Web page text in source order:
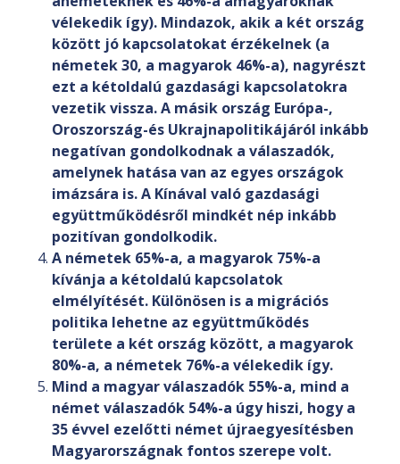
vélekedik így). Mindazok, akik a két ország
között jó kapcsolatokat érzékelnek (a
németek 30, a magyarok 46%-a), nagyrészt
ezt a kétoldalú gazdasági kapcsolatokra
vezetik vissza. A másik ország Európa-,
Oroszország-és Ukrajnapolitikájáról inkább
negatívan gondolkodnak a válaszadók,
amelynek hatása van az egyes országok
imázsára is. A Kínával való gazdasági
együttműködésről mindkét nép inkább
pozitívan gondolkodik.
A németek 65%-a, a magyarok 75%-a
kívánja a kétoldalú kapcsolatok
elmélyítését. Különösen is a migrációs
politika lehetne az együttműködés
területe a két ország között, a magyarok
80%-a, a németek 76%-a vélekedik így.
Mind a magyar válaszadók 55%-a, mind a
német válaszadók 54%-a úgy hiszi, hogy a
35 évvel ezelőtti német újraegyesítésben
Magyarországnak fontos szerepe volt.